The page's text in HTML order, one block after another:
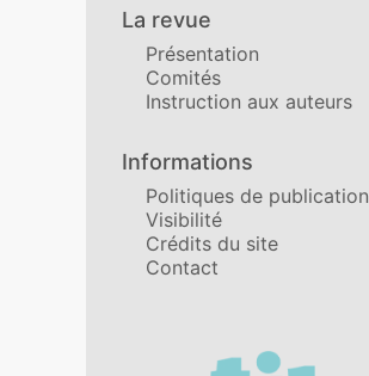
La revue
Présentation
Comités
Instruction aux auteurs
Informations
Politiques de publication
Visibilité
Crédits du site
Contact
Affiliations/partenaires